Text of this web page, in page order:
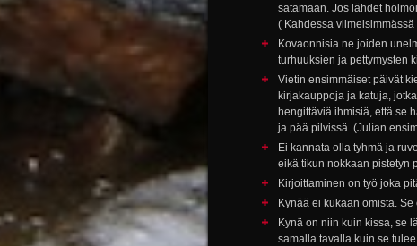
satamaan. Jos lähdet
( Kahdessa
Kovaonnisia ne joiden
turhuuksien ja pettymysten
Vietin ensimmäiset päivät
kirjakauppoja ja katuja,
hengittäviä ihmisiä, että se
ja pää pilvissä. (Julían
Ei kannata olla tyhmä ja
eikä tikun nokkaan pistetyn
Kirjoittaminen on työ joka
Kynää ei kukaan omista.
Kynä on niin kuin kissa, se
samalla tavalla kuin se